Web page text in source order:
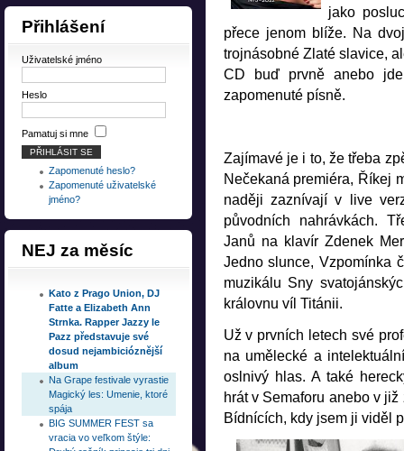
jako
přece jenom blíže. Na
trojnásobné Zlaté slavice,
CD buď prvně anebo
zapomenuté písně.
Zajímavé je i to, že třeba
Nečekaná premiéra, Říkej
naději zaznívají v live
původních nahrávkách.
Janů na klavír Zdenek
Jedno slunce, Vzpomínka
muzikálu Sny
královnu víl Titánii.
Už v prvních letech své
na umělecké a
oslnivý hlas. A také
hrát v Semaforu anebo v
Bídnících, kdy jsem ji viděl
Přihlášení
Uživatelské jméno
Heslo
Pamatuj si mne
Zapomenuté heslo?
Zapomenuté uživatelské
jméno?
NEJ za měsíc
Kato z Prago Union, DJ
Fatte a Elizabeth Ann
Strnka. Rapper Jazzy le
Pazz představuje své
dosud nejambicióznější
album
Na Grape festivale vyrastie
Magický les: Umenie, ktoré
spája
BIG SUMMER FEST sa
vracia vo veľkom štýle: